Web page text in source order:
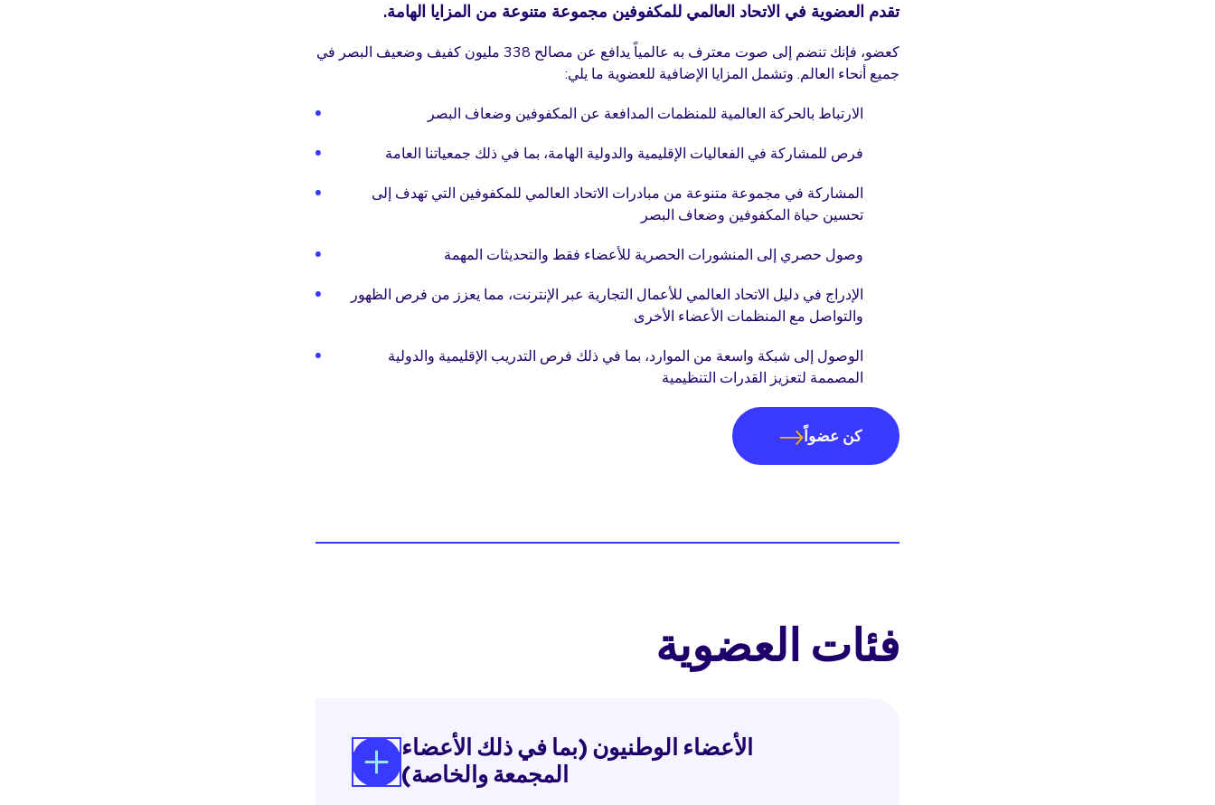
تقدم العضوية في الاتحاد العالمي للمكفوفين مجموعة متنوعة من المزايا الهامة.
كعضو، فإنك تنضم إلى صوت معترف به عالمياً يدافع عن مصالح 338 مليون كفيف وضعيف البصر في
جميع أنحاء العالم. وتشمل المزايا الإضافية للعضوية ما يلي:
الارتباط بالحركة العالمية للمنظمات المدافعة عن المكفوفين وضعاف البصر
فرص للمشاركة في الفعاليات الإقليمية والدولية الهامة، بما في ذلك جمعياتنا العامة
المشاركة في مجموعة متنوعة من مبادرات الاتحاد العالمي للمكفوفين التي تهدف إلى
تحسين حياة المكفوفين وضعاف البصر
وصول حصري إلى المنشورات الحصرية للأعضاء فقط والتحديثات المهمة
الإدراج في دليل الاتحاد العالمي للأعمال التجارية عبر الإنترنت، مما يعزز من فرص الظهور
والتواصل مع المنظمات الأعضاء الأخرى
الوصول إلى شبكة واسعة من الموارد، بما في ذلك فرص التدريب الإقليمية والدولية
المصممة لتعزيز القدرات التنظيمية
كن عضواً
فئات العضوية
الأعضاء الوطنيون (بما في ذلك الأعضاء
المجمعة والخاصة)